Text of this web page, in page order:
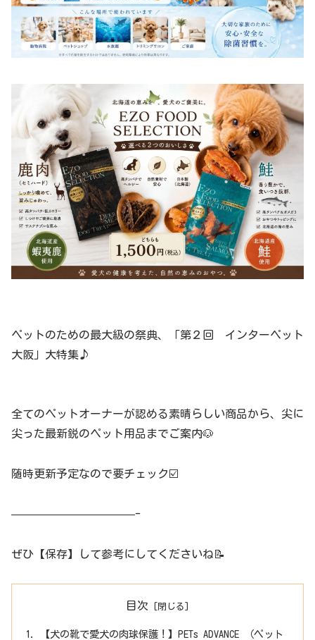
ペットのための最大級の祭典、「第２回 インターペット
大阪」大特集♪
全てのペットオーナーが認める素晴らしい商品から、尖に
尖った最新鋭のペット用品までご案内🐶
随時更新予定なので要チェック☑️
———————————-
ぜひ【保存】して参考にしてくださいね📝
目次
【犬の靴で愛犬の肉球保護！】PETs ADVANCE （ペット